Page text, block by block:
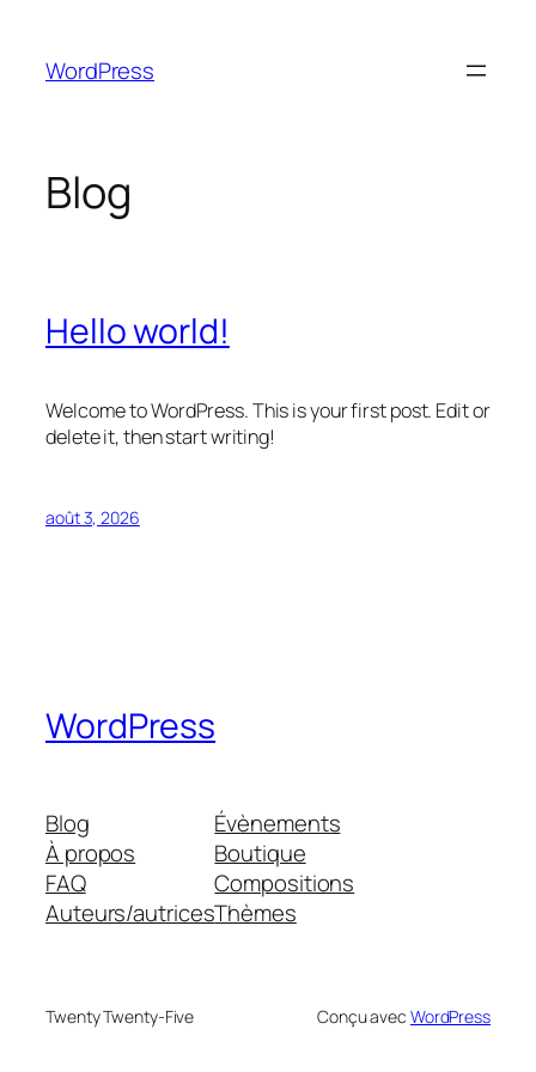
contenu
WordPress
Blog
Hello world!
Welcome to WordPress. This is your first post. Edit or
delete it, then start writing!
août 3, 2026
WordPress
Blog
À propos
FAQ
Auteurs/autrices
Évènements
Boutique
Compositions
Thèmes
Twenty Twenty-Five Conçu avec WordPress